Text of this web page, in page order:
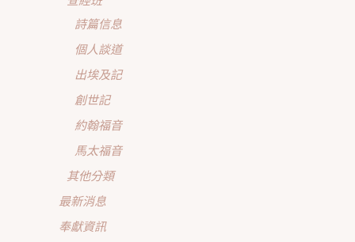
詩篇信息
個人談道
出埃及記
創世記
約翰福音
馬太福音
其他分類
最新消息
奉獻資訊